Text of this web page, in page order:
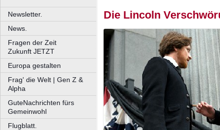
Newsletter.
News.
Fragen der Zeit
Zukunft JETZT
Europa gestalten
Frag' die Welt | Gen Z &
Alpha
GuteNachrichten fürs
Gemeinwohl
Flugblatt.
Die Lincoln